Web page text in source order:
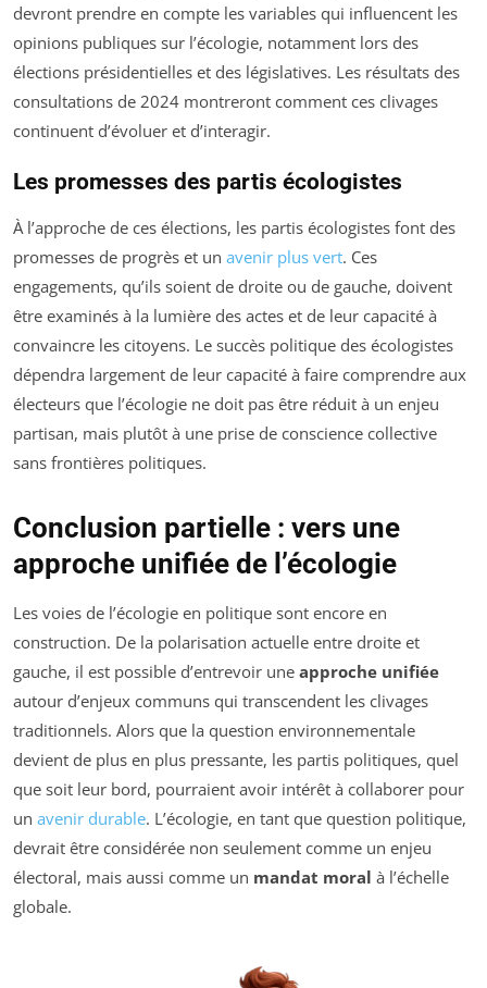
devront prendre en compte les variables qui influencent les
opinions publiques sur l’écologie, notamment lors des
élections présidentielles et des législatives. Les résultats des
consultations de 2024 montreront comment ces clivages
continuent d’évoluer et d’interagir.
Les promesses des partis écologistes
À l’approche de ces élections, les partis écologistes font des
promesses de progrès et un avenir plus vert. Ces
engagements, qu’ils soient de droite ou de gauche, doivent
être examinés à la lumière des actes et de leur capacité à
convaincre les citoyens. Le succès politique des écologistes
dépendra largement de leur capacité à faire comprendre aux
électeurs que l’écologie ne doit pas être réduit à un enjeu
partisan, mais plutôt à une prise de conscience collective
sans frontières politiques.
Conclusion partielle : vers une
approche unifiée de l’écologie
Les voies de l’écologie en politique sont encore en
construction. De la polarisation actuelle entre droite et
gauche, il est possible d’entrevoir une approche unifiée
autour d’enjeux communs qui transcendent les clivages
traditionnels. Alors que la question environnementale
devient de plus en plus pressante, les partis politiques, quel
que soit leur bord, pourraient avoir intérêt à collaborer pour
un avenir durable. L’écologie, en tant que question politique,
devrait être considérée non seulement comme un enjeu
électoral, mais aussi comme un mandat moral à l’échelle
globale.